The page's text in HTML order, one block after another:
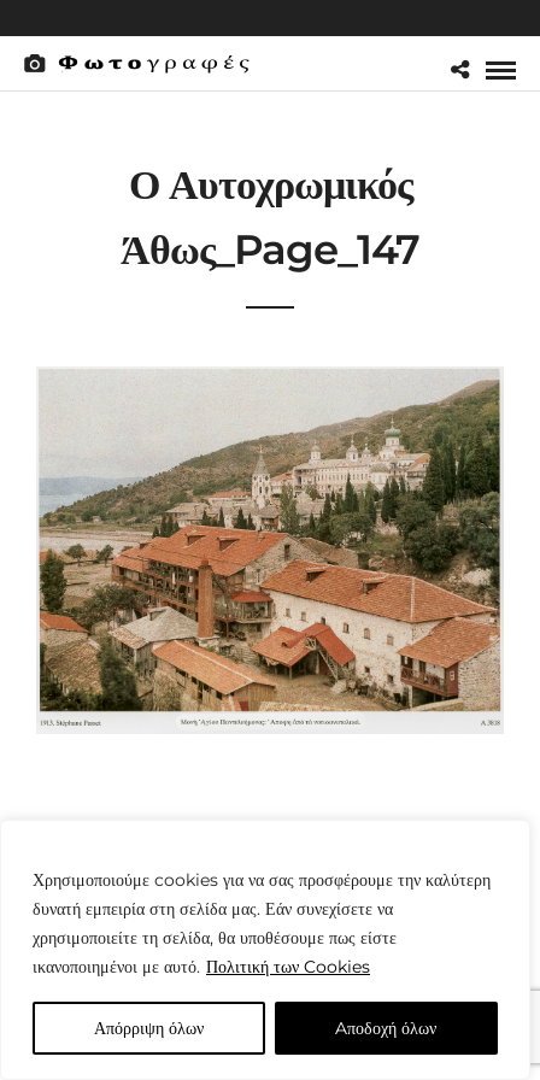
Χρησιμοποιούμε cookies για να σας προσφέρουμε την καλύτερη
δυνατή εμπειρία στη σελίδα μας. Εάν συνεχίσετε να
χρησιμοποιείτε τη σελίδα, θα υποθέσουμε πως είστε
ικανοποιημένοι με αυτό. Πολιτική των Cookies
Απόρριψη όλων Aποδοχή όλων
Ο Αυτοχρωμικός
Άθως_Page_147
© Copyright: www.fotografes.gr - Δαμιανός Μωραΐτης